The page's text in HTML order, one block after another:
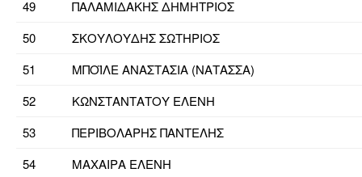
49
ΠΑΛΑΜΙΔΑΚΗΣ ΔΗΜΗΤΡΙΟΣ
50
ΣΚΟΥΛΟΥΔΗΣ ΣΩΤΗΡΙΟΣ
51
ΜΠΟΪΛΕ ΑΝΑΣΤΑΣΙΑ (ΝΑΤΑΣΣΑ)
52
ΚΩΝΣΤΑΝΤΑΤΟΥ ΕΛΕΝΗ
53
ΠΕΡΙΒΟΛΑΡΗΣ ΠΑΝΤΕΛΗΣ
54
ΜΑΧΑΙΡΑ ΕΛΕΝΗ